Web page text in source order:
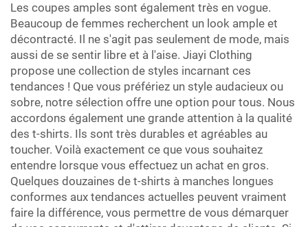
Les coupes amples sont également très en vogue.
Beaucoup de femmes recherchent un look ample et
décontracté. Il ne s'agit pas seulement de mode, mais
aussi de se sentir libre et à l'aise. Jiayi Clothing
propose une collection de styles incarnant ces
tendances ! Que vous préfériez un style audacieux ou
sobre, notre sélection offre une option pour tous. Nous
accordons également une grande attention à la qualité
des t-shirts. Ils sont très durables et agréables au
toucher. Voilà exactement ce que vous souhaitez
entendre lorsque vous effectuez un achat en gros.
Quelques douzaines de t-shirts à manches longues
conformes aux tendances actuelles peuvent vraiment
faire la différence, vous permettre de vous démarquer